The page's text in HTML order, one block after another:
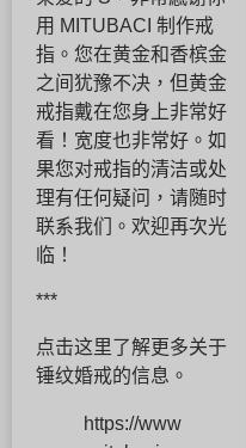
用 MITUBACI 制作戒
指。您在黄金和香槟金
之间犹豫不决，但黄金
戒指戴在您身上非常好
看！宽度也非常好。如
果您对戒指的清洁或处
理有任何疑问，请随时
联系我们。欢迎再次光
临！
***
点击这里了解更多关于
锤纹婚戒的信息。
https://www